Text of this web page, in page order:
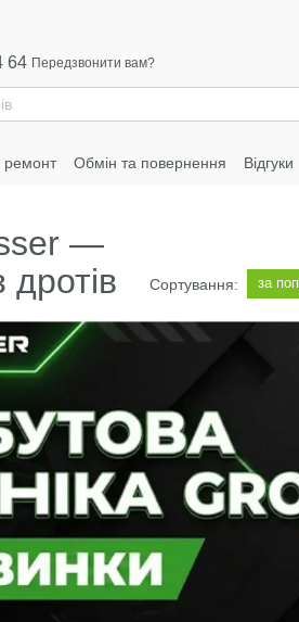
64 Передзвонити вам?
ремонт Обмін та повернення Відгуки
—
Сортування: за